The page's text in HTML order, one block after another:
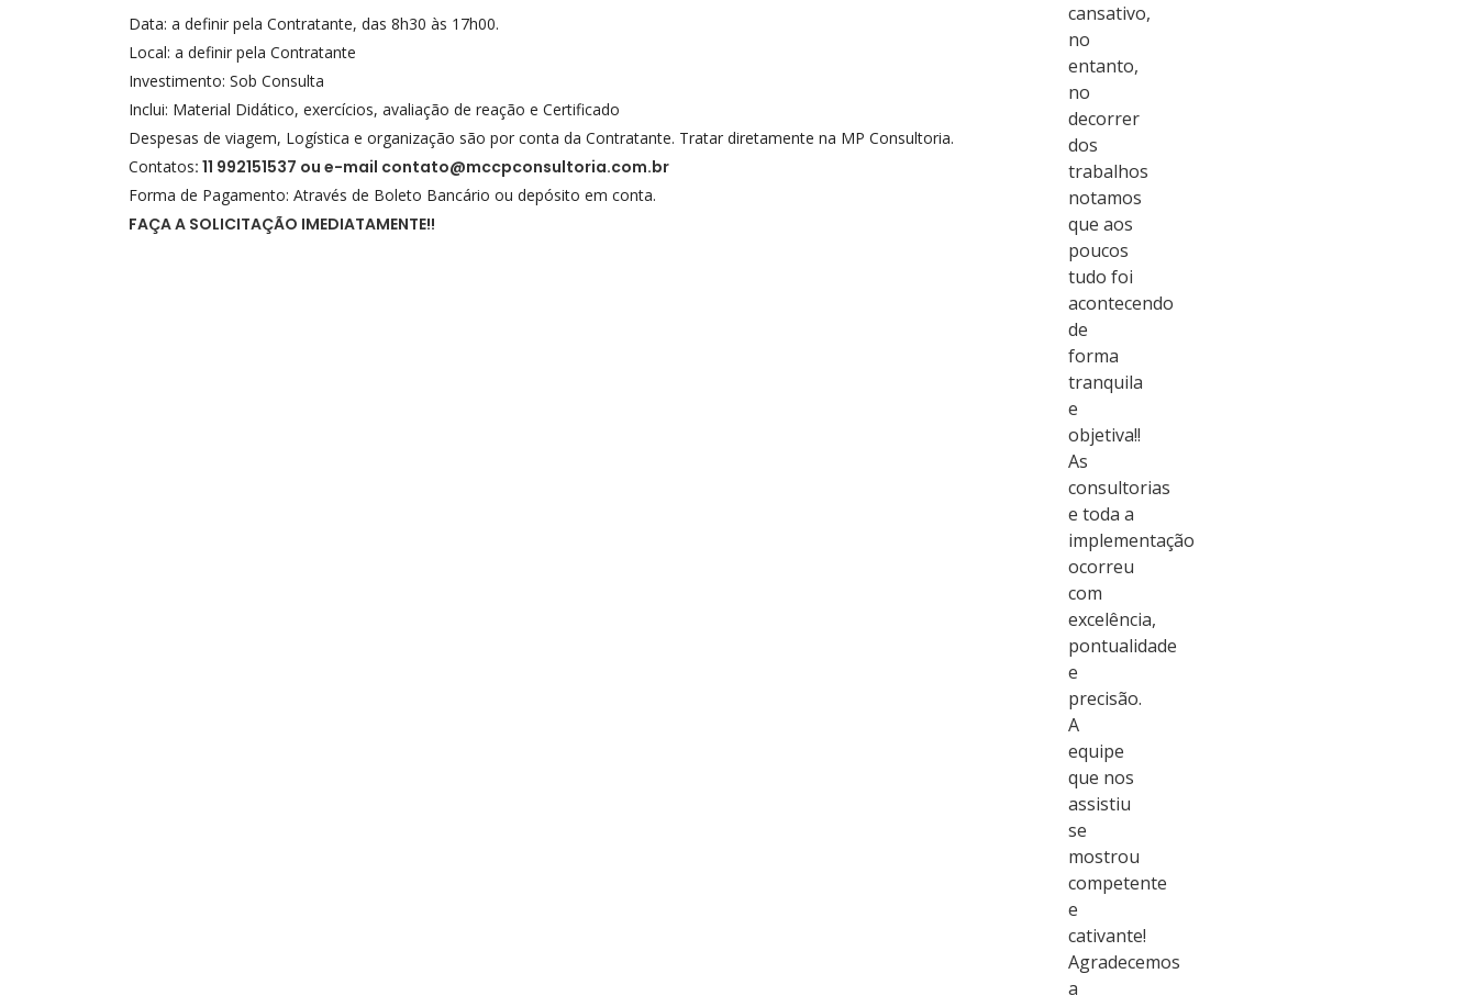
Data: a definir pela Contratante, das 8h30 às 17h00.
Local: a definir pela Contratante
Investimento: Sob Consulta
Inclui: Material Didático, exercícios, avaliação de reação e Certificado
Despesas de viagem, Logística e organização são por conta da Contratante. Tratar diretamente na MP Consultoria.
Contatos: 11 992151537 ou e-mail contato@mccpconsultoria.com.br
Forma de Pagamento: Através de Boleto Bancário ou depósito em conta.
FAÇA A SOLICITAÇÃO IMEDIATAMENTE!!
cansativo,
no
entanto,
no
decorrer
dos
trabalhos
notamos
que aos
poucos
tudo foi
acontecendo
de
forma
tranquila
e
objetiva!!
As
consultorias
e toda a
implementação
ocorreu
com
excelência,
pontualidade
e
precisão.
A
equipe
que nos
assistiu
se
mostrou
competente
e
cativante!
Agradecemos
a